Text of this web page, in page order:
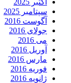
سپتامبر 2025
آگوست 2016
جولای 2016
می 2016
آوریل 2016
مارس 2016
فوریه 2016
ژانویه 2016